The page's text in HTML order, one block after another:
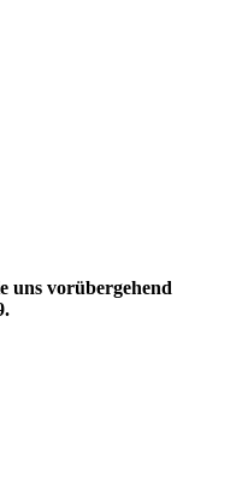
uns vorübergehend